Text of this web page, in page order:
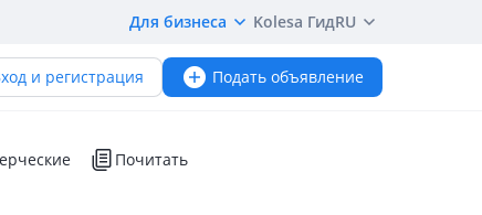
Для бизнеса Kolesa ГидRU
и регистрация Подать объявление
Почитать